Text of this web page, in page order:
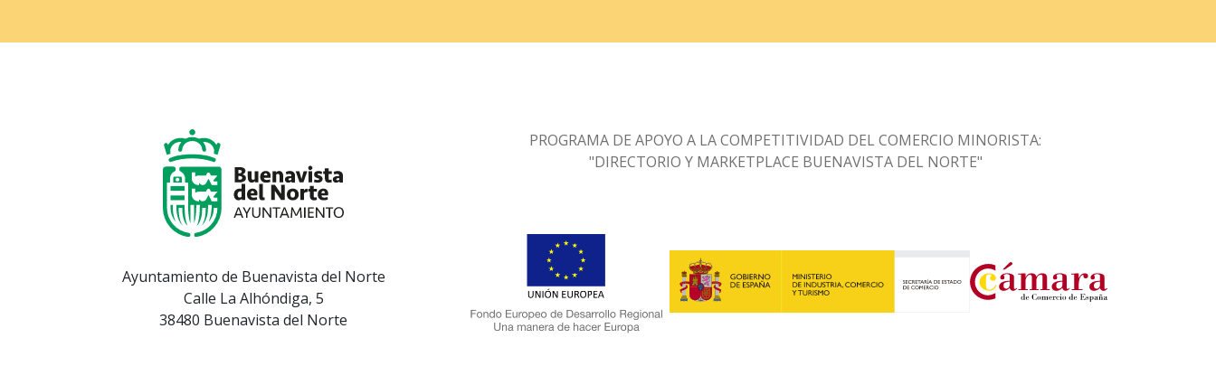
Ayuntamiento de Buenavista del Norte
Calle La Alhóndiga, 5
38480 Buenavista del Norte
PROGRAMA DE APOYO A LA COMPETITIVIDAD DEL COMERCIO MINORISTA:
"DIRECTORIO Y MARKETPLACE BUENAVISTA DEL NORTE"